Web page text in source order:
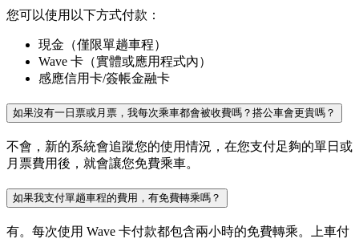
您可以使用以下方式付款：
現金（僅限單趟車程）
Wave 卡（實體或應用程式內）
感應信用卡/簽帳金融卡
如果沒有一日票或月票，我每次乘車都會被收費嗎？搭公車會更貴嗎？
不會，新的系統會追蹤您的使用情況，在您支付足夠的單日或
月票費用後，就會讓您免費乘車。
如果我支付單趟車程的費用，有免費轉乘嗎？
有。每次使用 Wave 卡付款都包含兩小時的免費轉乘。上車付